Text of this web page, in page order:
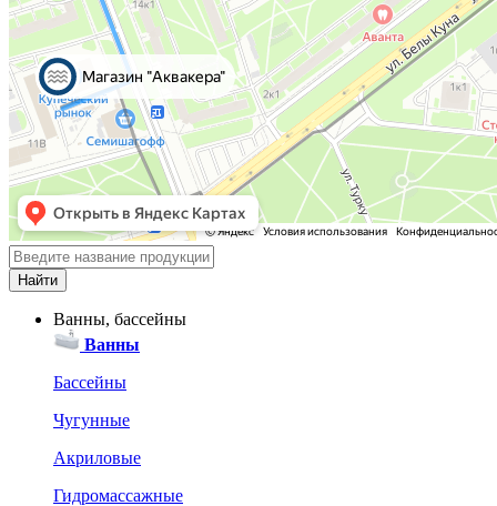
Ванны, бассейны
Ванны
Бассейны
Чугунные
Акриловые
Гидромассажные